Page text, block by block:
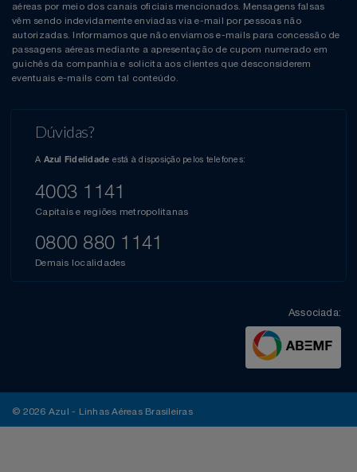
aéreas por meio dos canais oficiais mencionados. Mensagens falsas
vêm sendo indevidamente enviadas via e-mail por pessoas não
autorizadas. Informamos que não enviamos e-mails para concessão de
passagens aéreas mediante a apresentação de cupom numerado em
guichês da companhia e solicita aos clientes que desconsiderem
eventuais e-mails com tal conteúdo.
Dúvidas?
A Azul Fidelidade está à disposição pelos telefones:
4003 1141
Capitais e regiões metropolitanas
0800 880 1141
Demais localidades
Associada:
© 2026 Azul - Linhas Aéreas Brasileiras